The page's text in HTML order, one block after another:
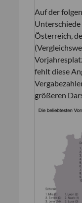
Auf der
Österreich,
fehlt diese
größeren